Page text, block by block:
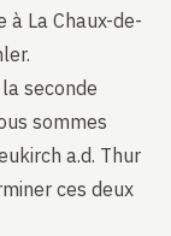
La Chaux-de-
seconde
sommes
a.d. Thur
ces deux